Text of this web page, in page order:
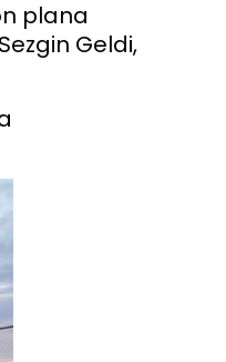
plana
Geldi,